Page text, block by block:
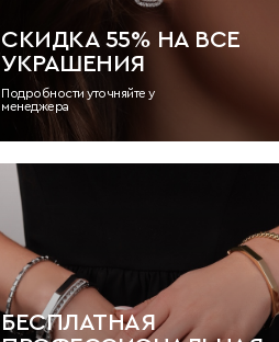
СКИДКА 55% НА ВСЕ
УКРАШЕНИЯ
Подробности уточняйте у
менеджера
БЕСПЛАТНАЯ